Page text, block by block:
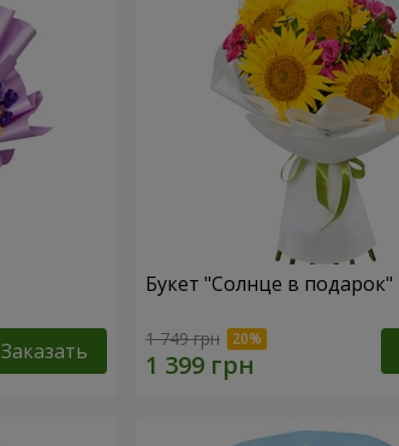
Заказать
Букет "Солнце в подарок"
1 749 грн